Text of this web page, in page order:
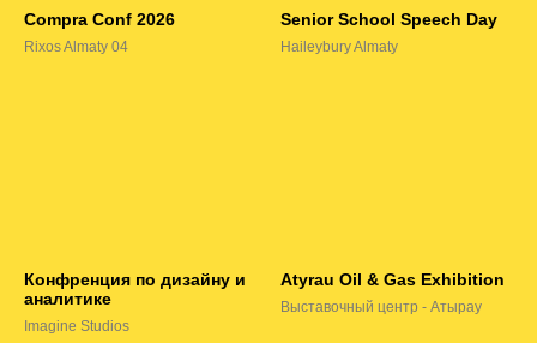
Compra Conf 2026
Rixos Almaty 04
Senior School Speech Day
Haileybury Almaty
Конфренция по дизайну и
аналитике
Imagine Studios
Atyrau Oil & Gas Exhibition
Выставочный центр - Атырау